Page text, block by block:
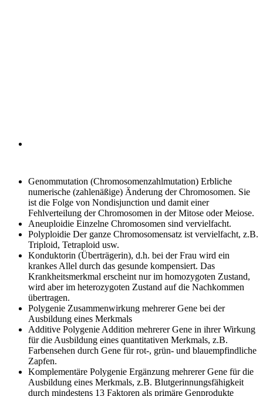
Genommutation (Chromosomenzahlmutation) Erbliche
numerische (zahlenäßige) Änderung der Chromosomen. Sie
ist die Folge von Nondisjunction und damit einer
Fehlverteilung der Chromosomen in der Mitose oder Meiose.
Aneuploidie Einzelne Chromosomen sind vervielfacht.
Polyploidie Der ganze Chromosomensatz ist vervielfacht, z.B.
Triploid, Tetraploid usw.
Konduktorin (Überträgerin), d.h. bei der Frau wird ein
krankes Allel durch das gesunde kompensiert. Das
Krankheitsmerkmal erscheint nur im homozygoten Zustand,
wird aber im heterozygoten Zustand auf die Nachkommen
übertragen.
Polygenie Zusammenwirkung mehrerer Gene bei der
Ausbildung eines Merkmals
Additive Polygenie Addition mehrerer Gene in ihrer Wirkung
für die Ausbildung eines quantitativen Merkmals, z.B.
Farbensehen durch Gene für rot-, grün- und blauempfindliche
Zapfen.
Komplementäre Polygenie Ergänzung mehrerer Gene für die
Ausbildung eines Merkmals, z.B. Blutgerinnungsfähigkeit
durch mindestens 13 Faktoren als primäre Genprodukte